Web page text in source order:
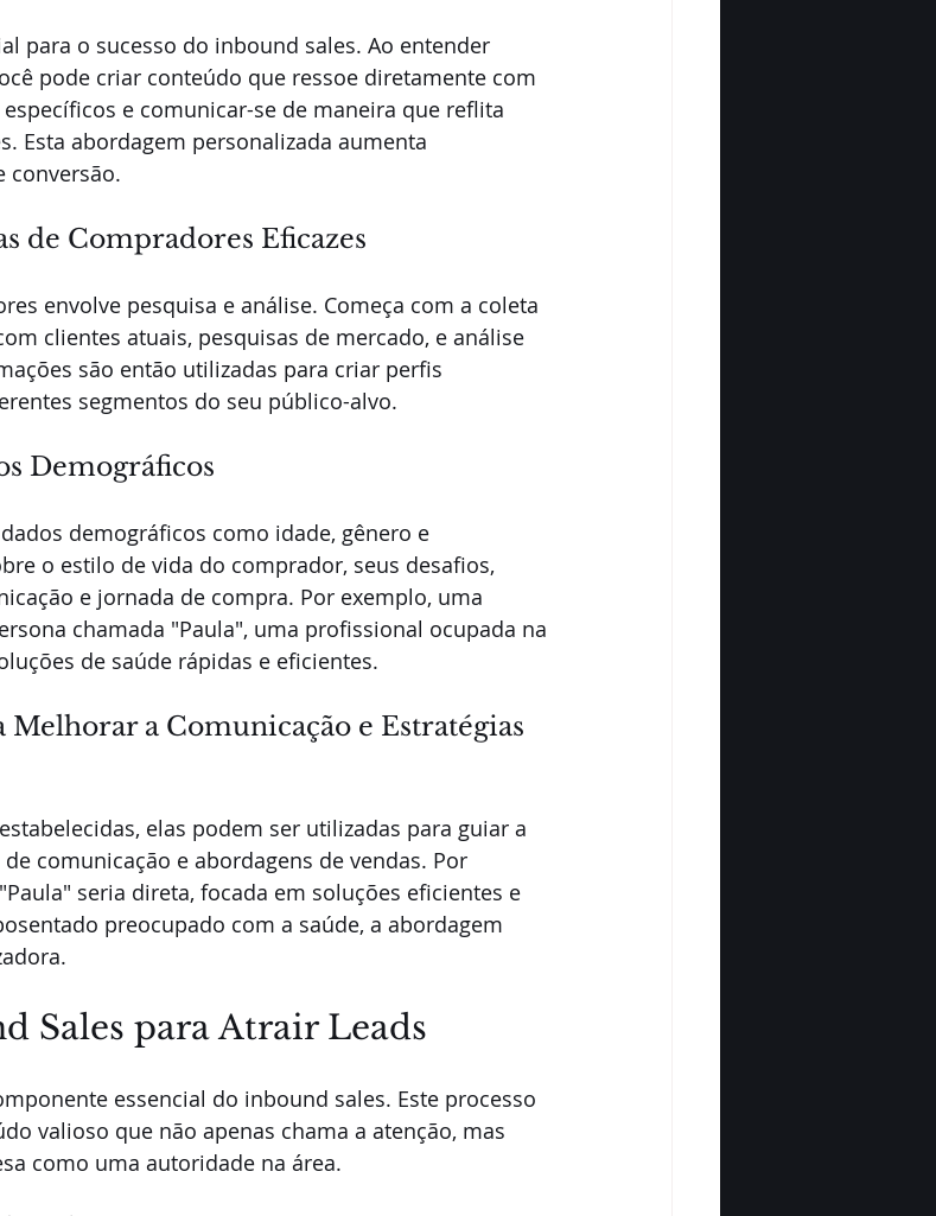
para o sucesso do inbound sales. Ao entender
pode criar conteúdo que ressoe diretamente com
e comunicar-se de maneira que reflita
Esta abordagem personalizada aumenta
conversão.
de Compradores Eficazes
envolve pesquisa e análise. Começa com a coleta
clientes atuais, pesquisas de mercado, e análise
são então utilizadas para criar perfis
segmentos do seu público-alvo.
Demográficos
demográficos como idade, gênero e
o estilo de vida do comprador, seus desafios,
e jornada de compra. Por exemplo, uma
chamada "Paula", uma profissional ocupada na
de saúde rápidas e eficientes.
a Comunicação e Estratégias
elas podem ser utilizadas para guiar a
comunicação e abordagens de vendas. Por
seria direta, focada em soluções eficientes e
preocupado com a saúde, a abordagem
Sales para Atrair Leads
essencial do inbound sales. Este processo
valioso que não apenas chama a atenção, mas
como uma autoridade na área.